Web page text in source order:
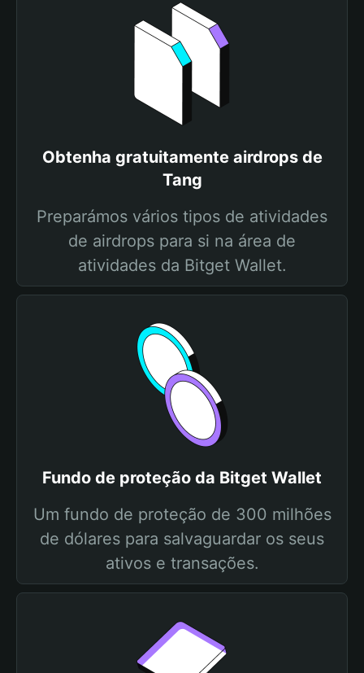
Obtenha gratuitamente airdrops de
Tang
Preparámos vários tipos de atividades
de airdrops para si na área de
atividades da Bitget Wallet.
Fundo de proteção da Bitget Wallet
Um fundo de proteção de 300 milhões
de dólares para salvaguardar os seus
ativos e transações.